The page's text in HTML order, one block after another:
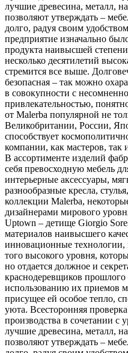
лучшие древесина, металл,
позволяют утверждать –
долго, радуя своим
предприятие изначально
продукта наивысшей
несколько десятилетий
стремится все выше.
безопасная – так можно
в совокупности с
привлекательностью,
от Malerba популярной не
Великобритании, России,
способствует
компании, как мастеров, так
В ассортименте изделий
себя превосходную мебель
интерьерные аксессуары,
разнообразные кресла,
коллекции Malerba,
дизайнерами мирового
Uptown – детище Giorgio
материалов наивысшего
инновационные технологии,
того высокого уровня,
но отдается должное и
краснодеревщиков
использованию их приемов
присущее ей особое тепло,
уюта. Всесторонняя
производства в сочетании с
лучшие древесина, металл,
позволяют утверждать –